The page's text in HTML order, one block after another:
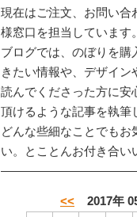
現在はご注文、お問い合
様窓口を担当しています。
ブログでは、のぼりを購
きたい情報や、デザイン
読んでくださった方に安
頂けるような記事を執筆
どんな些細なことでもお
い。とことんお付き合い
<< 2017年